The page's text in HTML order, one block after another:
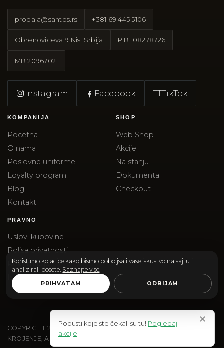
prodaja@santos.rs +381 69 445 5106
Obrenoviceva 9 Nis, Srbija PIB 108278726
MB20967021
Instagram Facebook TTTikTok
KOMPANIJA
Pocetna
O nama
Poslovne uniforme
Loyalty program
Blog
Kontakt
SHOP
Web Shop
Akcije
Na stanju
Dokumenta
Checkout
PRAVNO
Uslovi kupovine
Polisa privatnosti
Reklamacije
Isporuka
COPYRIGHT 2026 SANTOS & SANTORINI | SANTOS DOO
KROJENJE, AKSESOARI I EDITORIAL SHOPPING.
Koristimo kolacice kako bismo poboljsali vase iskustvo na sajtu i
analizirali posete. Saznajte vise
PRIHVATAM ODBIJAM
✕
Popusti koje ste čekali su tu! Pogledaj
akcije